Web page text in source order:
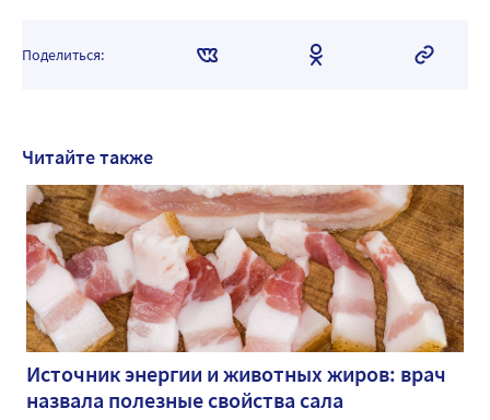
Поделиться:
Читайте также
Источник энергии и животных жиров: врач
назвала полезные свойства сала